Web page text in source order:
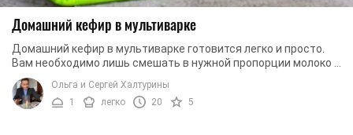
Домашний кефир в мультиварке
Домашний кефир в мультиварке готовится легко и просто.
Вам необходимо лишь смешать в нужной пропорции молоко и
закваску, выбрать программу, а об ...
Ольга и Сергей Халтурины
1
легко 20 5